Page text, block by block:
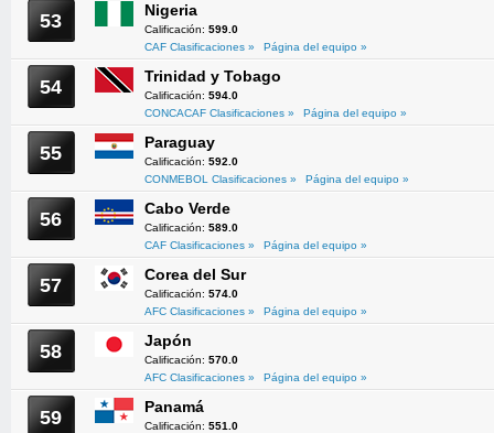
53 Nigeria
Calificación: 599.0
CAF Clasificaciones »
Página del equipo »
54 Trinidad y Tobago
Calificación: 594.0
CONCACAF Clasificaciones »
Página del equipo »
55 Paraguay
Calificación: 592.0
CONMEBOL Clasificaciones »
Página del equipo »
56 Cabo Verde
Calificación: 589.0
CAF Clasificaciones »
Página del equipo »
57 Corea del Sur
Calificación: 574.0
AFC Clasificaciones »
Página del equipo »
58 Japón
Calificación: 570.0
AFC Clasificaciones »
Página del equipo »
59 Panamá
Calificación: 551.0